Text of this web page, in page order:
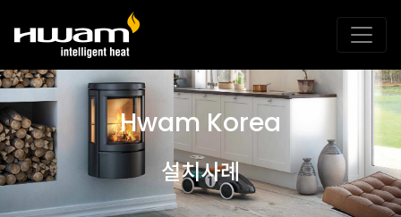
Hwam Korea
설치사례